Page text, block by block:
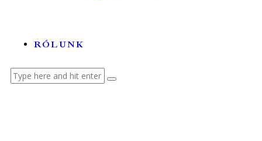
RÓLUNK